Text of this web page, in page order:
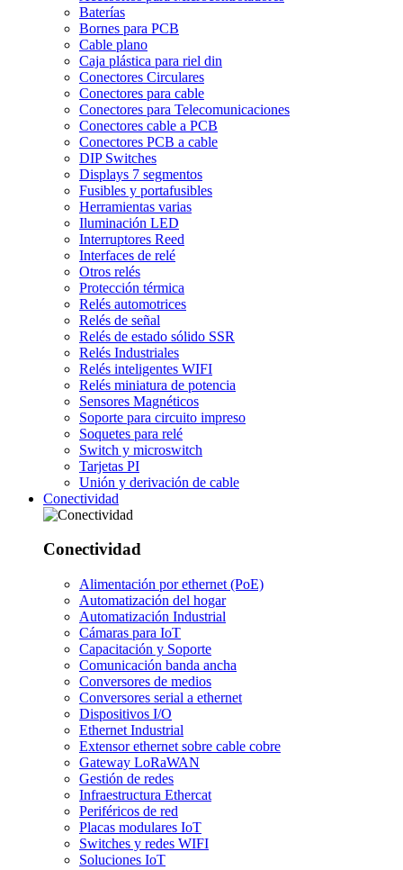
Baterías
Bornes para PCB
Cable plano
Caja plástica para riel din
Conectores Circulares
Conectores para cable
Conectores para Telecomunicaciones
Conectores cable a PCB
Conectores PCB a cable
DIP Switches
Displays 7 segmentos
Fusibles y portafusibles
Herramientas varias
Iluminación LED
Interruptores Reed
Interfaces de relé
Otros relés
Protección térmica
Relés automotrices
Relés de señal
Relés de estado sólido SSR
Relés Industriales
Relés inteligentes WIFI
Relés miniatura de potencia
Sensores Magnéticos
Soporte para circuito impreso
Soquetes para relé
Switch y microswitch
Tarjetas PI
Unión y derivación de cable
Conectividad
Conectividad
Alimentación por ethernet (PoE)
Automatización del hogar
Automatización Industrial
Cámaras para IoT
Capacitación y Soporte
Comunicación banda ancha
Conversores de medios
Conversores serial a ethernet
Dispositivos I/O
Ethernet Industrial
Extensor ethernet sobre cable cobre
Gateway LoRaWAN
Gestión de redes
Infraestructura Ethercat
Periféricos de red
Placas modulares IoT
Switches y redes WIFI
Soluciones IoT